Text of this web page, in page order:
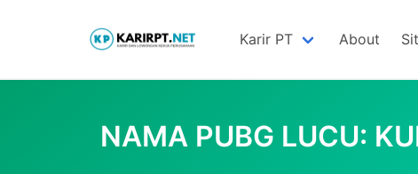
Karir PT About
NAMA PUBG LUCU: